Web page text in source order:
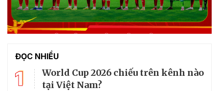
ĐỌC NHIỀU
1
World Cup 2026 chiếu trên kênh nào
tại Việt Nam?